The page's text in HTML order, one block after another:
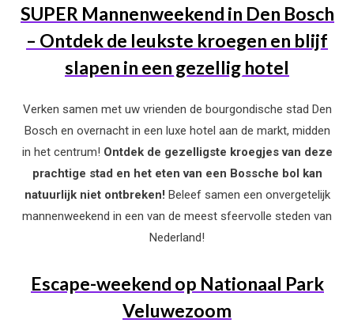
SUPER Mannenweekend in Den Bosch
– Ontdek de leukste kroegen en blijf
slapen in een gezellig hotel
Verken samen met uw vrienden de bourgondische stad Den
Bosch en overnacht in een luxe hotel aan de markt, midden
in het centrum! Ontdek de gezelligste kroegjes van deze
prachtige stad en het eten van een Bossche bol kan
natuurlijk niet ontbreken! Beleef samen een onvergetelijk
mannenweekend in een van de meest sfeervolle steden van
Nederland!
Escape-weekend op Nationaal Park
Veluwezoom